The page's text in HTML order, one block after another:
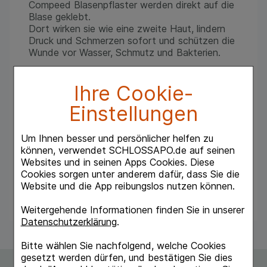
Ihre Cookie-
Einstellungen
Um Ihnen besser und persönlicher helfen zu
können, verwendet SCHLOSSAPO.de auf seinen
Websites und in seinen Apps Cookies. Diese
Cookies sorgen unter anderem dafür, dass Sie die
Website und die App reibungslos nutzen können.
Weitergehende Informationen finden Sie in unserer
Datenschutzerklärung.
Bitte wählen Sie nachfolgend, welche Cookies
gesetzt werden dürfen, und bestätigen Sie dies
Compeed Blasenpflaster werden direkt auf die
Blase geklebt.
Dort wirken sie wie eine zweite Haut, lindern
Druck und Schmerzen sofort und schützen die
Wunde vor Wasser, Schmutz und Bakterien.
Stadium der Blasenbildung und -heilung
eingesetzt werden, doch generell gilt:
Je früher es angewendet wird, desto schneller
heilt die Blase ab.
COMPEED® Blasenpflaster bestehen
COMPEED® Pflaster niemals
zurechtschneiden, denn die Ränder sind
speziell geformt, damit das Haftgel nicht